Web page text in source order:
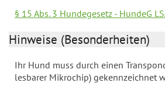
§ 15 Abs. 3 Hundegesetz - HundeG
Hinweise (Besonderheiten)
Ihr Hund muss durch einen
lesbarer Mikrochip) gekennzeichnet